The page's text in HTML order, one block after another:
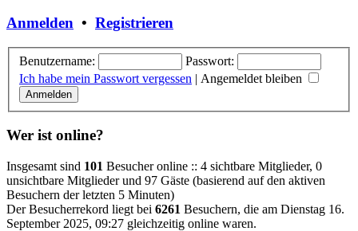
Anmelden • Registrieren
Benutzername:
Passwort:
Ich habe mein Passwort vergessen | Angemeldet bleiben
Wer ist online?
Insgesamt sind 101 Besucher online :: 4 sichtbare Mitglieder, 0
unsichtbare Mitglieder und 97 Gäste (basierend auf den aktiven
Besuchern der letzten 5 Minuten)
Der Besucherrekord liegt bei 6261 Besuchern, die am Dienstag 16.
September 2025, 09:27 gleichzeitig online waren.